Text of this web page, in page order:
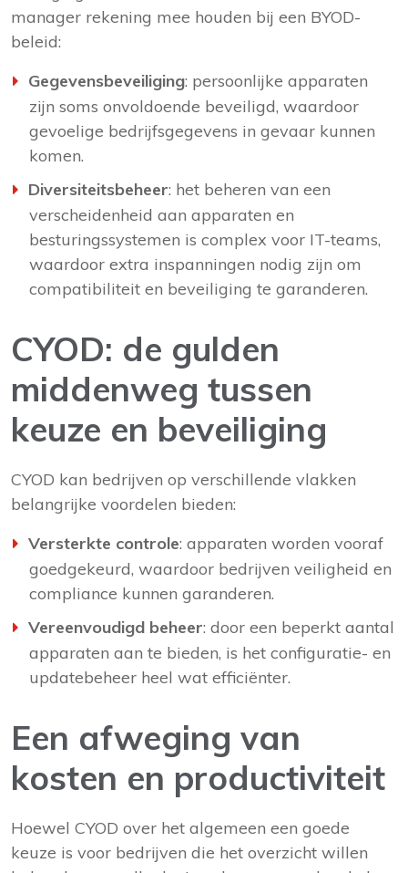
manager rekening mee houden bij een BYOD-
beleid:
Gegevensbeveiliging: persoonlijke apparaten
zijn soms onvoldoende beveiligd, waardoor
gevoelige bedrijfsgegevens in gevaar kunnen
komen.
Diversiteitsbeheer: het beheren van een
verscheidenheid aan apparaten en
besturingssystemen is complex voor IT-teams,
waardoor extra inspanningen nodig zijn om
compatibiliteit en beveiliging te garanderen.
CYOD: de gulden
middenweg tussen
keuze en beveiliging
CYOD kan bedrijven op verschillende vlakken
belangrijke voordelen bieden:
Versterkte controle: apparaten worden vooraf
goedgekeurd, waardoor bedrijven veiligheid en
compliance kunnen garanderen.
Vereenvoudigd beheer: door een beperkt aantal
apparaten aan te bieden, is het configuratie- en
updatebeheer heel wat efficiënter.
Een afweging van
kosten en productiviteit
Hoewel CYOD over het algemeen een goede
keuze is voor bedrijven die het overzicht willen